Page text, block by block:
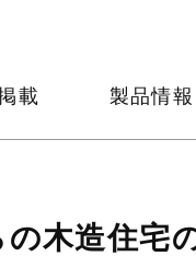
載 製品情報
の木造住宅